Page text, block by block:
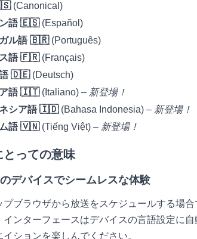
(Canonical)
ン語 🇪🇸(Español)
ル語 🇧🇷(Português)
ス語 🇫🇷(Français)
語 🇩🇪(Deutsch)
ア語 🇮🇹(Italiano) – 新登場！
シア語 🇮🇩(Bahasa Indonesia) – 新登場！
ム語 🇻🇳(Tiếng Việt) – 新登場！
とっての意味
デバイスでシームレスな体験
プブラウザから放送をスケジュールする場
インターフェースはデバイスの言語設定に
イションを楽しんでください。